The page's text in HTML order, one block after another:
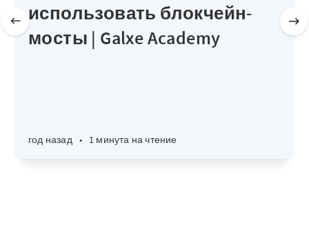
использовать блокчейн-
мосты | Galxe Academy
год назад • 1 минута на чтение